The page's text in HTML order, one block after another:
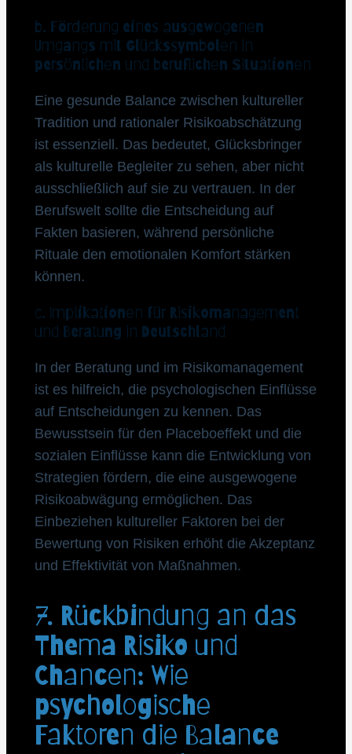
b. Förderung eines ausgewogenen
Umgangs mit Glückssymbolen in
persönlichen und beruflichen Situationen
Eine gesunde Balance zwischen kultureller
Tradition und rationaler Risikoabschätzung
ist essenziell. Das bedeutet, Glücksbringer
als kulturelle Begleiter zu sehen, aber nicht
ausschließlich auf sie zu vertrauen. In der
Berufswelt sollte die Entscheidung auf
Fakten basieren, während persönliche
Rituale den emotionalen Komfort stärken
können.
c. Implikationen für Risikomanagement
und Beratung in Deutschland
In der Beratung und im Risikomanagement
ist es hilfreich, die psychologischen Einflüsse
auf Entscheidungen zu kennen. Das
Bewusstsein für den Placeboeffekt und die
sozialen Einflüsse kann die Entwicklung von
Strategien fördern, die eine ausgewogene
Risikoabwägung ermöglichen. Das
Einbeziehen kultureller Faktoren bei der
Bewertung von Risiken erhöht die Akzeptanz
und Effektivität von Maßnahmen.
7. Rückbindung an das
Thema Risiko und
Chancen: Wie
psychologische
Faktoren die Balance